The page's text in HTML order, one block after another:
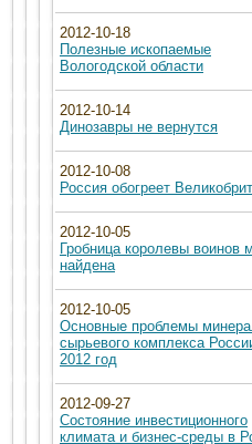
2012-10-18
Полезные ископаемые
Вологодской области
2012-10-14
Динозавры не вернутся
2012-10-08
Россия обогреет
2012-10-05
Гробница королевы воинов
найдена
2012-10-05
Основные проблемы
сырьевого комплекса
2012 год
2012-09-27
Состояние инвестиционного
климата и бизнес-среды в